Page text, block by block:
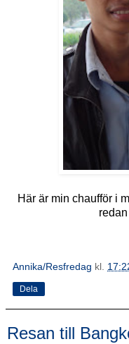
Här är min chaufför i
Annika/Resfredag kl.
Dela
Resan till